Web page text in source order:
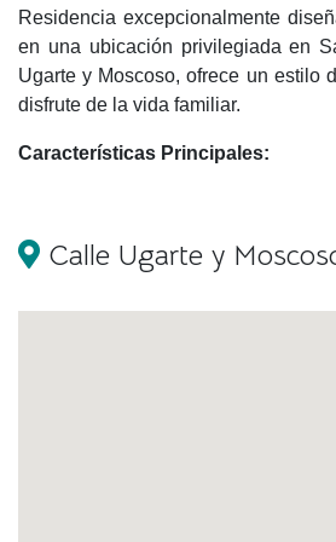
Residencia excepcionalmente
en una ubicación privilegiada en
Ugarte y Moscoso, ofrece un estilo
disfrute de la vida familiar.
Características Principales:
Piscina y Jardín Exuberante:
de relajación y entretenimiento al
comodidades para una vida
Calle Ugarte y